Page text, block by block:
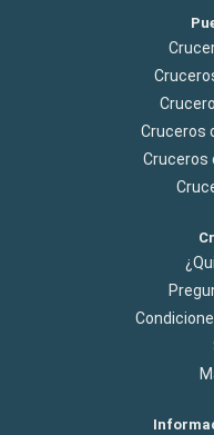
Cruceros
Cruceros